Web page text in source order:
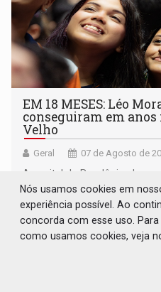
EM 18 MESES: Léo
conseguiram em anos
Velho
Geral 07 de Agosto de
A capital de Rondônia
Nós usamos cookies em
experiência possível. Ao
concorda com esse uso.
como usamos cookies, veja